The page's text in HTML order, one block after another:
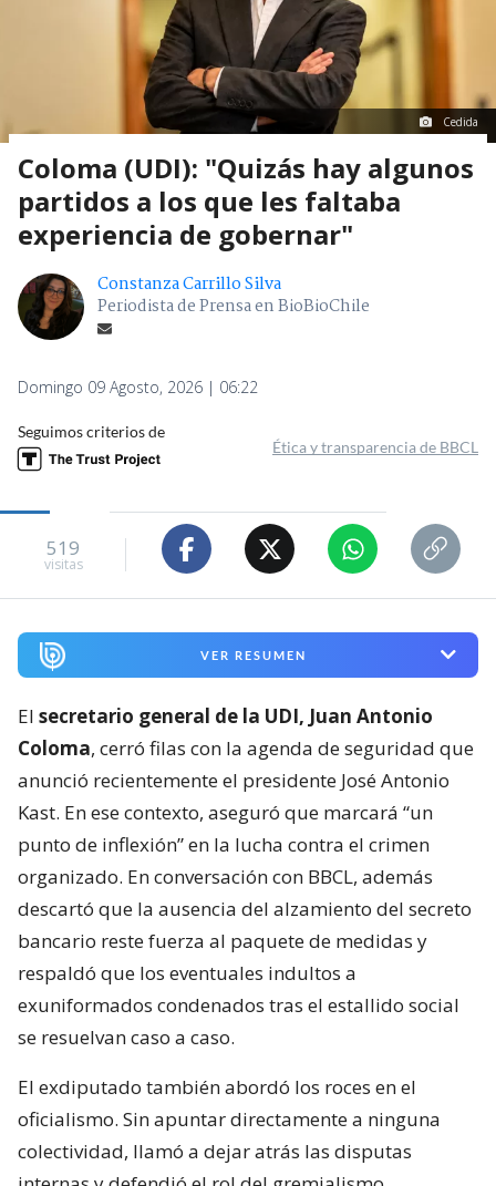
Cedida
Coloma (UDI): "Quizás hay algunos
partidos a los que les faltaba
experiencia de gobernar"
Constanza Carrillo Silva
Periodista de Prensa en BioBioChile
Domingo 09 Agosto, 2026 | 06:22
Seguimos criterios de
Ética y transparencia de BBCL
519
visitas
VER RESUMEN
El secretario general de la UDI, Juan Antonio
Coloma, cerró filas con la agenda de seguridad que
anunció recientemente el presidente José Antonio
Kast. En ese contexto, aseguró que marcará “un
punto de inflexión” en la lucha contra el crimen
organizado. En conversación con BBCL, además
descartó que la ausencia del alzamiento del secreto
bancario reste fuerza al paquete de medidas y
respaldó que los eventuales indultos a
exuniformados condenados tras el estallido social
se resuelvan caso a caso.
El exdiputado también abordó los roces en el
oficialismo. Sin apuntar directamente a ninguna
colectividad, llamó a dejar atrás las disputas